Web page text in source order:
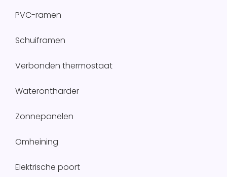
PVC-ramen
Schuiframen
Verbonden thermostaat
Waterontharder
Zonnepanelen
Omheining
Elektrische poort